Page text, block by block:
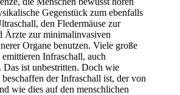
Gegenstück zum ebenfalls
den Fledermäuse zur
Ärzte zur minimalinvasiven
Organe benutzen. Viele große
Infraschall, auch
ist unbestritten. Doch wie
der Infraschall ist, der von
wie dies auf den menschlichen